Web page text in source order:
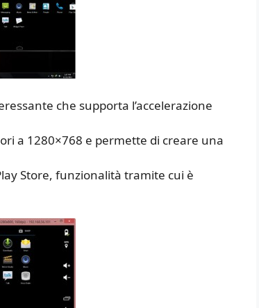
che supporta l’accelerazione
a 1280×768 e permette di creare una
Store, funzionalità tramite cui è